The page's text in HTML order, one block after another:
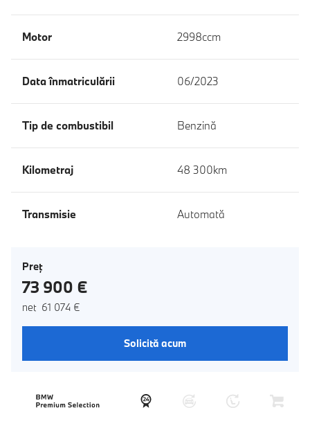
Motor 2998ccm
Data înmatriculării 06/2023
Tip de combustibil Benzină
Kilometraj 48 300km
Transmisie Automată
Preţ
73 900 €
net 61 074 €
Solicită acum